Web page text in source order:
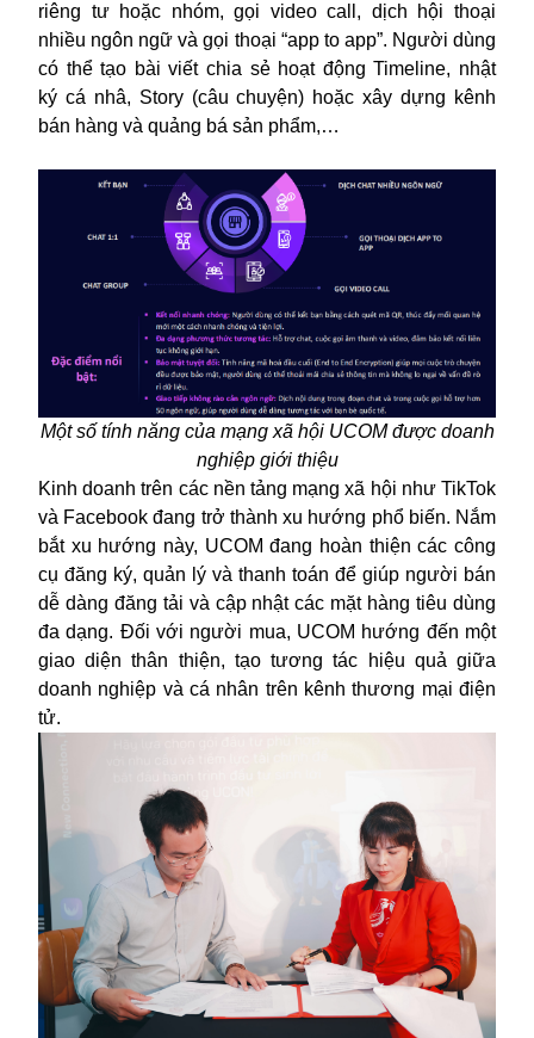
riêng tư hoặc nhóm, gọi video call, dịch hội thoại
nhiều ngôn ngữ và gọi thoại “app to app”. Người dùng
có thể tạo bài viết chia sẻ hoạt động Timeline, nhật
ký cá nhâ, Story (câu chuyện) hoặc xây dựng kênh
bán hàng và quảng bá sản phẩm,…
Một số tính năng của mạng xã hội UCOM được doanh
nghiệp giới thiệu
Kinh doanh trên các nền tảng mạng xã hội như TikTok
và Facebook đang trở thành xu hướng phổ biến. Nắm
bắt xu hướng này, UCOM đang hoàn thiện các công
cụ đăng ký, quản lý và thanh toán để giúp người bán
dễ dàng đăng tải và cập nhật các mặt hàng tiêu dùng
đa dạng. Đối với người mua, UCOM hướng đến một
giao diện thân thiện, tạo tương tác hiệu quả giữa
doanh nghiệp và cá nhân trên kênh thương mại điện
tử.